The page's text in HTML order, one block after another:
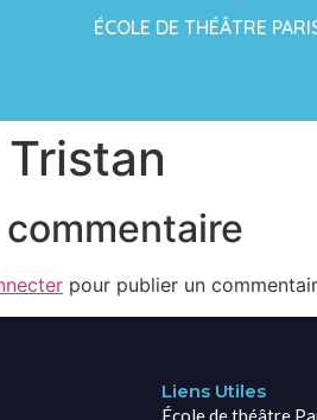
ÉCOLE DE THÉÂTRE
pour publier un
Liens Utiles
École de théâtre